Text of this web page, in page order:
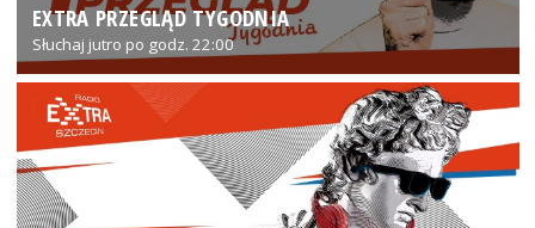
EXTRA PRZEGLĄD TYGODNIA
Słuchaj jutro po godz. 22:00